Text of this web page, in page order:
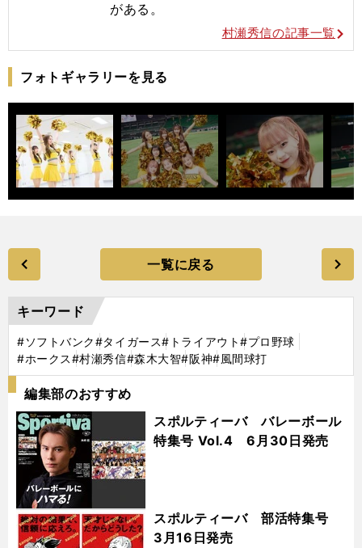
がある。
村瀬秀信の記事一覧
フォトギャラリーを見る
一覧に戻る
キーワード
#ソフトバンク#タイガース#トライアウト#プロ野球
#ホークス#村瀬秀信#森木大智#阪神#風間球打
編集部のおすすめ
スポルティーバ バレーボール
特集号 Vol.4 6月30日発売
スポルティーバ 部活特集号
3月16日発売